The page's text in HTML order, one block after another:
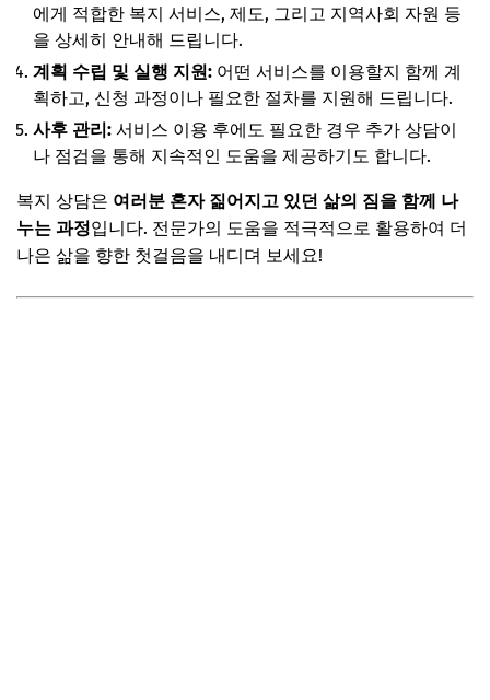
에게 적합한 복지 서비스, 제도, 그리고 지역사회 자원 등
을 상세히 안내해 드립니다.
계획 수립 및 실행 지원: 어떤 서비스를 이용할지 함께 계
획하고, 신청 과정이나 필요한 절차를 지원해 드립니다.
사후 관리: 서비스 이용 후에도 필요한 경우 추가 상담이
나 점검을 통해 지속적인 도움을 제공하기도 합니다.
복지 상담은 여러분 혼자 짊어지고 있던 삶의 짐을 함께 나
누는 과정입니다. 전문가의 도움을 적극적으로 활용하여 더
나은 삶을 향한 첫걸음을 내디뎌 보세요!